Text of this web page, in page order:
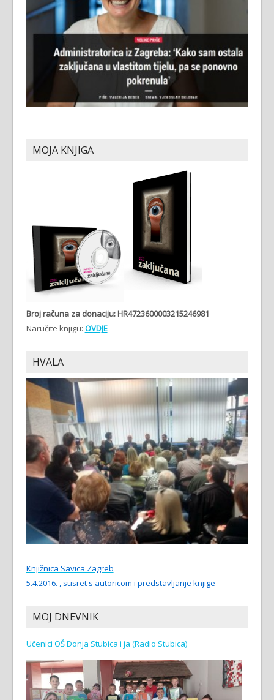
MOJA KNJIGA
Broj računa za donaciju: HR4723600003215246981
Naručite knjigu: OVDJE
HVALA
Knjižnica Savica Zagreb
5.4.2016. , susret s autoricom i predstavljanje knjige
MOJ DNEVNIK
Učenici OŠ Donja Stubica i ja (Radio Stubica)